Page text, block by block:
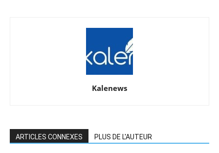
Kalenews
ARTICLES CONNEXES PLUS DE L'AUTEUR